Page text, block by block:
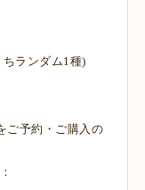
ランダム1種)
ご予約・ご購入の